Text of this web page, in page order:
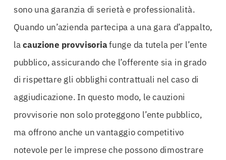
sono una garanzia di serietà e professionalità.
Quando un’azienda partecipa a una gara d’appalto,
lacauzione provvisoriafunge da tutela per l’ente
pubblico, assicurando che l’offerente sia in grado
di rispettare gli obblighi contrattuali nel caso di
aggiudicazione. In questo modo, le cauzioni
provvisorie non solo proteggono l’ente pubblico,
ma offrono anche un vantaggio competitivo
notevole per le imprese che possono dimostrare